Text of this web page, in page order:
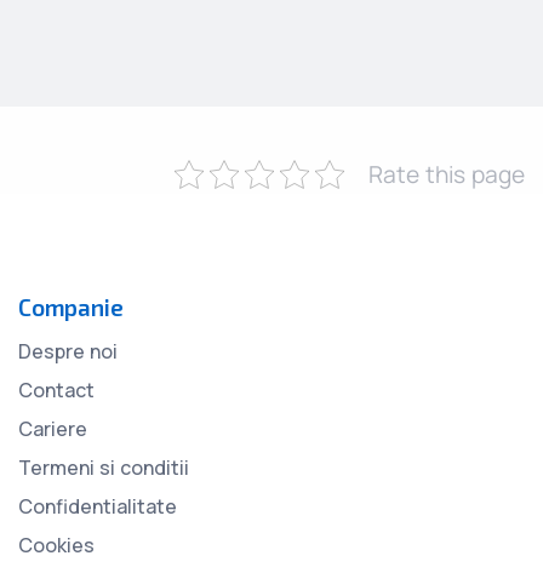
Rate this page
Companie
Despre noi
Contact
Cariere
Termeni si conditii
Confidentialitate
Cookies